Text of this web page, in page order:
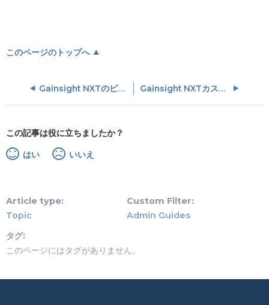
このページのトップへ
Gainsight NXTのビューアーグループの権限 Gainsight NXTカスタムウィジェットの構成
この記事は役に立ちましたか？
はい いいえ
Article type
Topic
Custom Filter
Admin Guides
タグ
このページにはタグがありません。